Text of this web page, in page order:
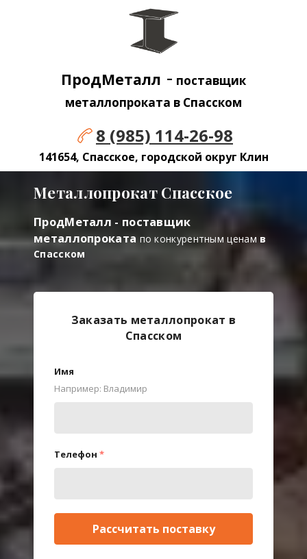
ПродМеталл - поставщик
металлопроката в Спасском
8 (985) 114-26-98
141654, Спасское, городской округ Клин
Металлопрокат Спасское
ПродМеталл - поставщик
металлопроката по конкурентным ценам в
Спасском
Заказать металлопрокат в
Спасском
Имя
Например: Владимир
Телефон *
Рассчитать поставку